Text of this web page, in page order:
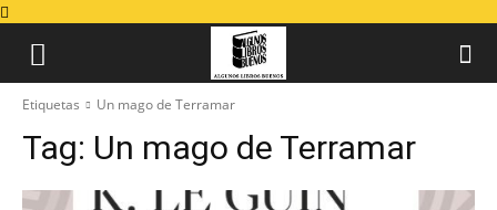
Etiquetas Un mago de Terramar
Tag: Un mago de Terramar